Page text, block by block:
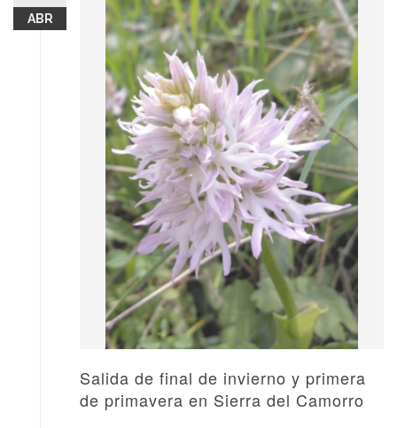
ABR
Salida de final de invierno y primera
de primavera en Sierra del Camorro